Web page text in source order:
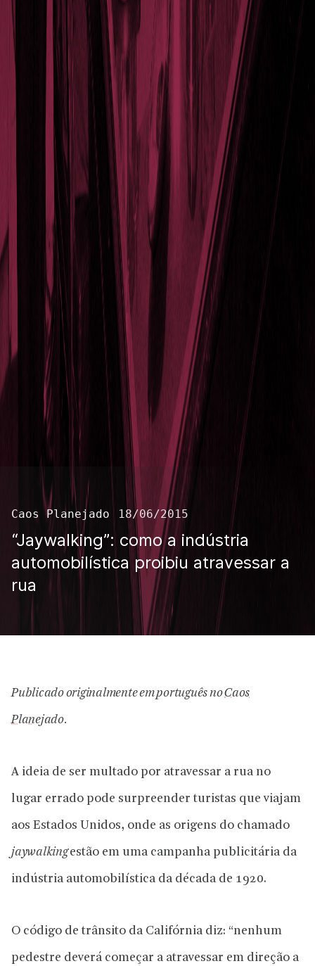
Caos Planejado 18/06/2015
“Jaywalking”: como a indústria
automobilística proibiu atravessar a
rua
Publicado originalmente em português noCaos
Planejado.
A ideia de ser multado por atravessar a rua no
lugar errado pode surpreender turistas que viajam
aos Estados Unidos, onde as origens do chamado
jaywalkingestão em uma campanha publicitária da
indústria automobilística da década de 1920.
O código de trânsito da Califórnia diz: “nenhum
pedestre deverá começar a atravessar em direção a